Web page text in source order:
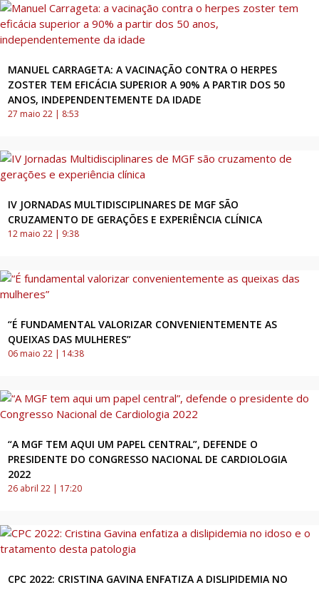
MANUEL CARRAGETA: A VACINAÇÃO CONTRA O HERPES
ZOSTER TEM EFICÁCIA SUPERIOR A 90% A PARTIR DOS 50
ANOS, INDEPENDENTEMENTE DA IDADE
27 maio 22 | 8:53
IV JORNADAS MULTIDISCIPLINARES DE MGF SÃO
CRUZAMENTO DE GERAÇÕES E EXPERIÊNCIA CLÍNICA
12 maio 22 | 9:38
“É FUNDAMENTAL VALORIZAR CONVENIENTEMENTE AS
QUEIXAS DAS MULHERES”
06 maio 22 | 14:38
“A MGF TEM AQUI UM PAPEL CENTRAL”, DEFENDE O
PRESIDENTE DO CONGRESSO NACIONAL DE CARDIOLOGIA
2022
26 abril 22 | 17:20
CPC 2022: CRISTINA GAVINA ENFATIZA A DISLIPIDEMIA NO